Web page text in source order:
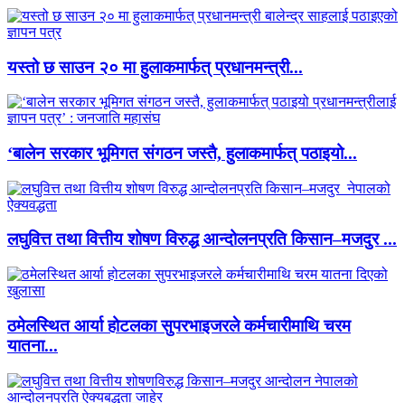
यस्तो छ साउन २० मा हुलाकमार्फत् प्रधानमन्त्री...
‘बालेन सरकार भूमिगत संगठन जस्तै, हुलाकमार्फत् पठाइयो...
लघुवित्त तथा वित्तीय शोषण विरुद्ध आन्दोलनप्रति किसान–मजदुर ...
ठमेलस्थित आर्या होटलका सुपरभाइजरले कर्मचारीमाथि चरम
यातना...